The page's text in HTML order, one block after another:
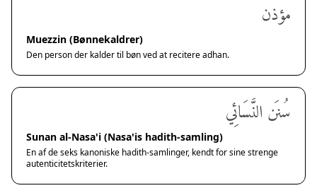
مؤذن
Muezzin (Bønnekaldrer)
Den person der kalder til bøn ved at recitere adhan.
سُنَن النَّسَائِي
Sunan al-Nasa'i (Nasa'is hadith-samling)
En af de seks kanoniske hadith-samlinger, kendt for sine strenge
autenticitetskriterier.